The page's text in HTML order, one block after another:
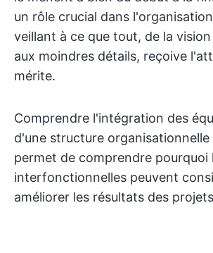
un rôle crucial dans
veillant à ce que tout, de la
aux moindres détails, reçoive
mérite.
Comprendre l'intégration des
d'une structure organisationnelle
permet de comprendre pourquoi
interfonctionnelles peuvent
améliorer les résultats des